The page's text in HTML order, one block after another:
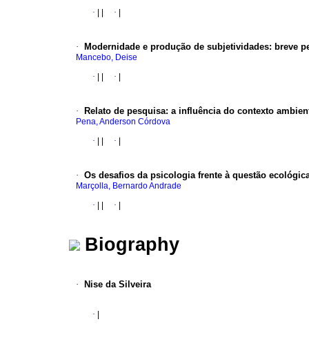
·
·
· Modernidade e produção de subjetividades: breve
Mancebo, Deise
·
·
· Relato de pesquisa: a influência do contexto
Pena, Anderson Córdova
·
·
· Os desafios da psicologia frente à questão
Marçolla, Bernardo Andrade
·
·
Biography
· Nise da Silveira
·